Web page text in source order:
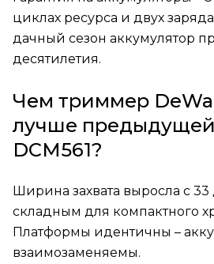
циклах ресурса и двух
дачный сезон аккумулятор
десятилетия.
Чем триммер
лучше
DCM561?
Ширина захвата выросла с 33
складным для компактного
Платформы идентичны –
взаимозаменяемы.